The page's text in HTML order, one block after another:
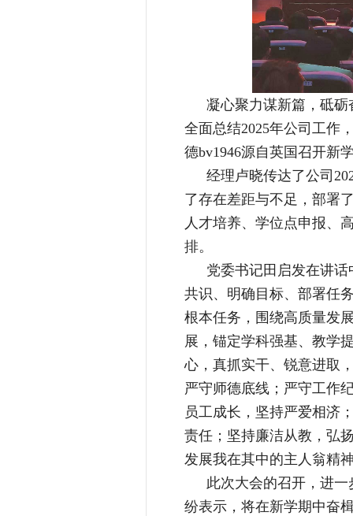
凝心聚力谋新篇，砥
全面总结2025年公司工作
德bv1946源自英国召开新
经理卢晓传达了公司
了存在差距与不足，部署
人才培养、学位点申报、
排。
党委书记田启发在讲
共识、明确目标、部署任
根本任务，围绕高质量发
展，锚定学科强基、教学
心，真抓实干、锐意进取
严守师德底线；严守工作
员工成长，坚持严爱相济
责任；坚持廉洁从教，弘
发展我在其中的主人翁精
此次大会的召开，进
纷表示，将在新学期中奋